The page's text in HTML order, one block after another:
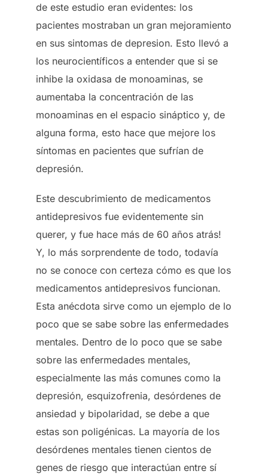
de este estudio eran evidentes: los
pacientes mostraban un gran mejoramiento
en sus sintomas de depresion. Esto llevó a
los neurocientíficos a entender que si se
inhibe la oxidasa de monoaminas, se
aumentaba la concentración de las
monoaminas en el espacio sináptico y, de
alguna forma, esto hace que mejore los
síntomas en pacientes que sufrían de
depresión.
Este descubrimiento de medicamentos
antidepresivos fue evidentemente sin
querer, y fue hace más de 60 años atrás!
Y, lo más sorprendente de todo, todavía
no se conoce con certeza cómo es que los
medicamentos antidepresivos funcionan.
Esta anécdota sirve como un ejemplo de lo
poco que se sabe sobre las enfermedades
mentales. Dentro de lo poco que se sabe
sobre las enfermedades mentales,
especialmente las más comunes como la
depresión, esquizofrenia, desórdenes de
ansiedad y bipolaridad, se debe a que
estas son poligénicas. La mayoría de los
desórdenes mentales tienen cientos de
genes de riesgo que interactúan entre sí